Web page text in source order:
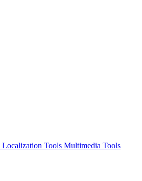
Localization Tools Multimedia Tools